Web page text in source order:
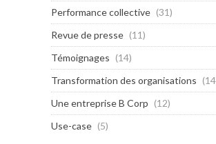
Performance collective (31)
Revue de presse (11)
Témoignages (14)
Transformation des organisations
Une entreprise B Corp (12)
Use-case (5)